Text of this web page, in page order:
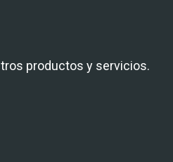
productos y servicios.